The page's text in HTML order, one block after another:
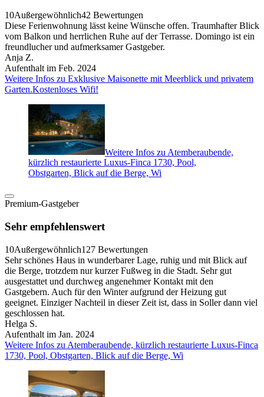
10Außergewöhnlich42 Bewertungen
Diese Ferienwohnung lässt keine Wünsche offen. Traumhafter Blick
vom Balkon und herrlichen Ruhe auf der Terrasse. Domingo ist ein
freundlucher und aufmerksamer Gastgeber.
Anja Z.
Aufenthalt im Feb. 2024
Weitere Infos zu Exklusive Maisonette mit Meerblick und privatem
Garten.Kostenloses Wifi!
Weitere Infos zu Atemberaubende,
kürzlich restaurierte Luxus-Finca 1730, Pool,
Obstgarten, Blick auf die Berge, Wi
Premium-Gastgeber
Sehr empfehlenswert
10Außergewöhnlich127 Bewertungen
Sehr schönes Haus in wunderbarer Lage, ruhig und mit Blick auf
die Berge, trotzdem nur kurzer Fußweg in die Stadt. Sehr gut
ausgestattet und durchweg angenehmer Kontakt mit den
Gastgebern. Auch für den Winter aufgrund der Heizung gut
geeignet. Einziger Nachteil in dieser Zeit ist, dass in Soller dann viel
geschlossen hat.
Helga S.
Aufenthalt im Jan. 2024
Weitere Infos zu Atemberaubende, kürzlich restaurierte Luxus-Finca
1730, Pool, Obstgarten, Blick auf die Berge, Wi